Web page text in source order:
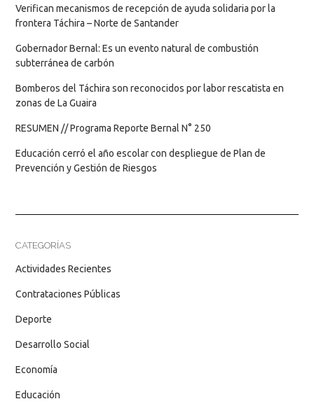
Verifican mecanismos de recepción de ayuda solidaria por la
frontera Táchira – Norte de Santander
Gobernador Bernal: Es un evento natural de combustión
subterránea de carbón
Bomberos del Táchira son reconocidos por labor rescatista en
zonas de La Guaira
RESUMEN // Programa Reporte Bernal N° 250
Educación cerró el año escolar con despliegue de Plan de
Prevención y Gestión de Riesgos
CATEGORÍAS
Actividades Recientes
Contrataciones Públicas
Deporte
Desarrollo Social
Economía
Educación